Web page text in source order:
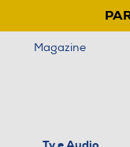
Magazine